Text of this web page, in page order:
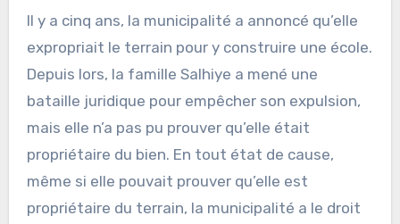
Il y a cinq ans, la municipalité a annoncé qu’elle
expropriait le terrain pour y construire une école.
Depuis lors, la famille Salhiye a mené une
bataille juridique pour empêcher son expulsion,
mais elle n’a pas pu prouver qu’elle était
propriétaire du bien. En tout état de cause,
même si elle pouvait prouver qu’elle est
propriétaire du terrain, la municipalité a le droit